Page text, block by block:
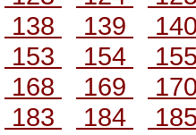
138
139
153
154
168
169
183
184